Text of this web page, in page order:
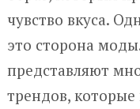
чувство вкуса.
это сторона
представляют
трендов,